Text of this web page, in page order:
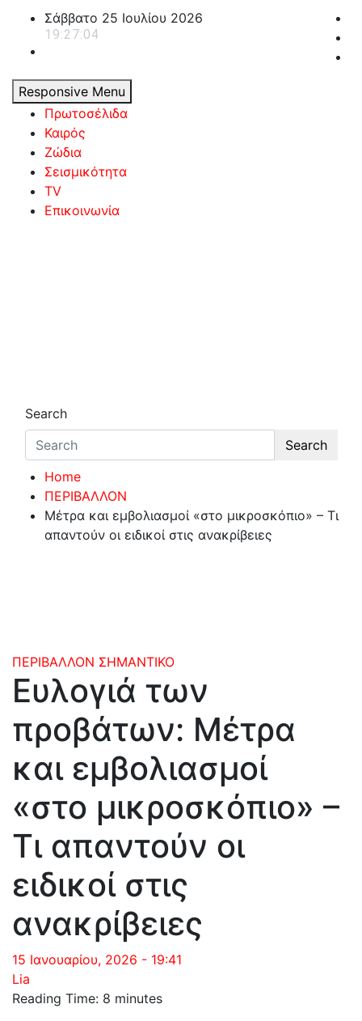
content
Σάββατο 25 Ιουλίου 2026
19:27:05
Responsive Menu
Πρωτοσέλιδα
Καιρός
Ζώδια
Σεισμικότητα
TV
Επικοινωνία
Search
Search
Home
ΠΕΡΙΒΑΛΛΟΝ
Μέτρα και εμβολιασμοί «στο μικροσκόπιο» – Τι
απαντούν οι ειδικοί στις ανακρίβειες
ΠΕΡΙΒΑΛΛΟΝ ΣΗΜΑΝΤΙΚΟ
Ευλογιά των
προβάτων: Μέτρα
και εμβολιασμοί
«στο μικροσκόπιο» –
Τι απαντούν οι
ειδικοί στις
ανακρίβειες
15 Ιανουαρίου, 2026 - 19:41
Lia
Reading Time: 8 minutes